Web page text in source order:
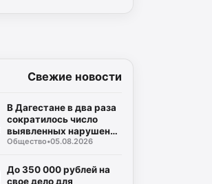
Свежие новости
В Дагестане в два раза
сократилось число
выявленных нарушений
при газопотреблении
Общество•05.08.2026
До 350 000 рублей на
свое дело для